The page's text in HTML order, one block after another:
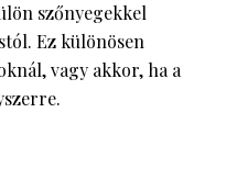
szőnyegekkel
Ez különösen
vagy akkor, ha a